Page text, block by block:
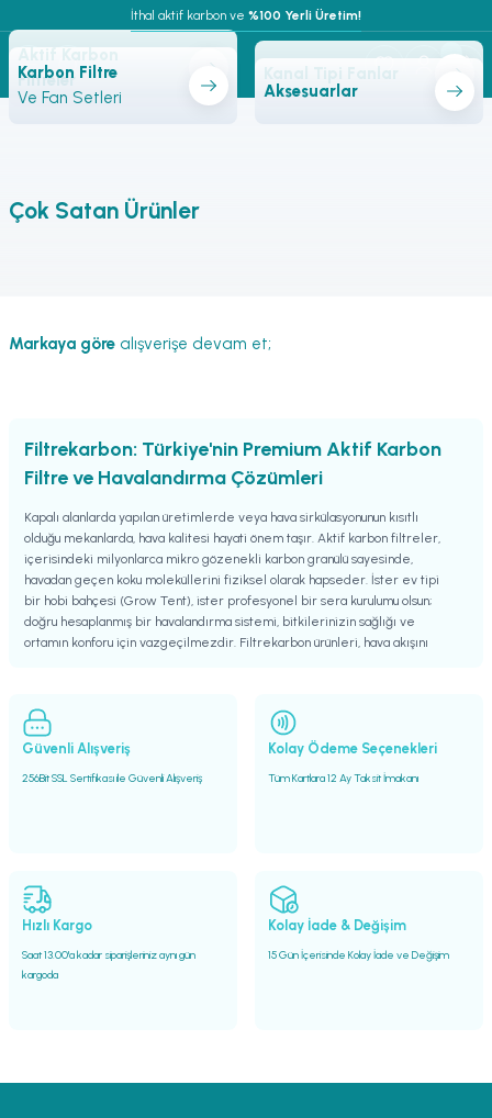
İthal aktif karbon ve %100 Yerli Üretim!
fanlar
ÜRÜNLERİ İNCELE
Aktif Karbon
Filtreler
Kanal Tipi Fanlar
Karbon Filtre
Ve Fan Setleri
Aksesuarlar
Çok Satan Ürünler
Soler & Palau TD-500 Silent 150mm Sessiz Çıkış Fanı (580 m³/h)
11.250,00 TL
FiltreKarbon 467 m³/h Karbon Filtre ve Sessiz Fan Seti - 125mm
LEDWisdom
LEDWisdom Silent Grow Fan 200mm - 1020 m³/h (2 Kademeli Hız Ayarlı
Markaya göre alışverişe devam et;
Filtrekarbon: Türkiye'nin Premium Aktif Karbon
Filtre ve Havalandırma Çözümleri
Kapalı alanlarda yapılan üretimlerde veya hava sirkülasyonunun kısıtlı
olduğu mekanlarda, hava kalitesi hayati önem taşır. Aktif karbon filtreler,
içerisindeki milyonlarca mikro gözenekli karbon granülü sayesinde,
havadan geçen koku moleküllerini fiziksel olarak hapseder. İster ev tipi
bir hobi bahçesi (Grow Tent), ister profesyonel bir sera kurulumu olsun;
doğru hesaplanmış bir havalandırma sistemi, bitkilerinizin sağlığı ve
ortamın konforu için vazgeçilmezdir. Filtrekarbon ürünleri, hava akışını
Güvenli Alışveriş
256Bit SSL Sertifikası ile Güvenli Alışveriş
Kolay Ödeme Seçenekleri
Tüm Kartlara 12 Ay Taksit İmakanı
Hızlı Kargo
Saat 13.00'a kadar siparişleriniz aynı gün
kargoda
Kolay İade & Değişim
15 Gün İçerisinde Kolay İade ve Değişim